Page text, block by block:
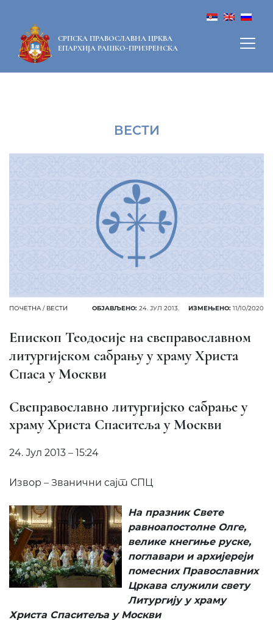
СРПСКА ПРАВОСЛАВНА ЦРКВА
ЕПАРХИЈА РАШКО-ПРИЗРЕНСКА
ВЕСТИ
ПОЧЕТНА / ВЕСТИ ОБЈАВЉЕНО: 24. ЈУЛ 2013. ИЗМЕЊЕНО: 11/10/2020
Eпископ Теодосије на свеправославном
литургијском сабрању у храму Христа
Спаса у Москви
Свеправославно литургијско сабрање у
храму Христа Спаситеља у Москви
24. Јул 2013 – 15:24
Извор – Званични сајт СПЦ
На празник Свете
равноапостолне Олге,
велике кнегиње руске,
поглавари и архијереји
помесних Православних
Цркава служили свету
Литургију у храму
Христа Спаситеља у Москви